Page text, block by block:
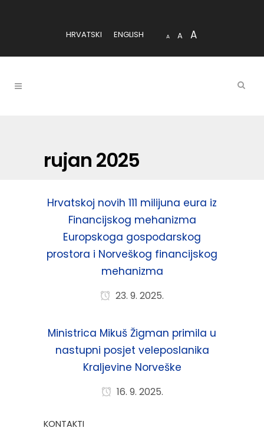
HRVATSKI ENGLISH A A A
rujan 2025
Hrvatskoj novih 111 milijuna eura iz
Financijskog mehanizma
Europskoga gospodarskog
prostora i Norveškog financijskog
mehanizma
23. 9. 2025.
Ministrica Mikuš Žigman primila u
nastupni posjet veleposlanika
Kraljevine Norveške
16. 9. 2025.
KONTAKTI